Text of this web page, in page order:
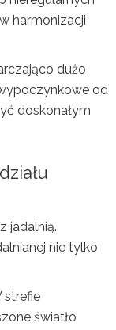
harmonizacji
dużo
od
doskonałym
jadalnią.
nie tylko
strefie
światło